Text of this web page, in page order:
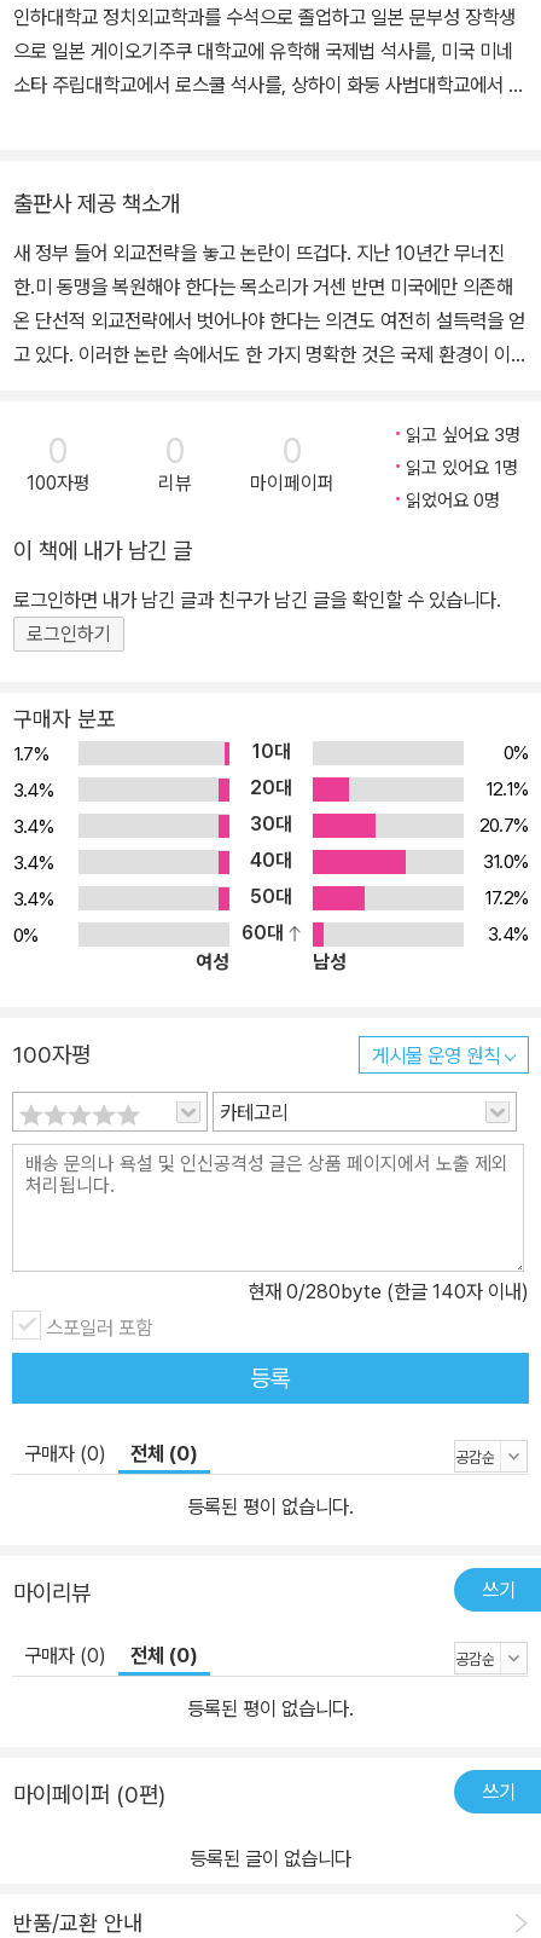
인하대학교 정치외교학과를 수석으로 졸업하고 일본 문부성 장학생
으로 일본 게이오기주쿠 대학교에 유학해 국제법 석사를, 미국 미네
소타 주립대학교에서 로스쿨 석사를, 상하이 화둥 사범대학교에서 동
사는문제연구소 소장으로 있다. 동북아 문제 당사자국을 고루 다니며
유학한 경험과 한일아시아기금 조성, KOTRA 중국진출 멘토 등 한중
일의 정치·경제 장벽을 허무는 활발한 활동을 한 덕분에 눈에 보이는
한중일 정책 노선 이면에 숨은 정치·역사적 선택의 동기와 경제 욕망
을 탁월하게 읽어낸다는 평가를 받는다. 2017년 사드 배치로 인한 한
당시, 연일 국내에 보도되던 ‘문재인 홀대론’을 정면 반박하는 언론 인
터뷰로도 크게 화제가 된 바 있다. 그는 이 책을 통해 거대한 두 마리
고래 사이에 낀 작디작은 새우로서의 비좁은 자기인식에 갇힌 대한민
사대주의와 냉전의 기억에서 벗어나 G2 중국과 G3 일본을 우리의
발판으로 삼고, 우리 이익에 충실한 대응을 할 것을 주장한다. 동시에
고립된 분단국이 아닌 유라시아의 출발선이자 한중일의 경제·정치·문
에 대한 발빠른 분석과 통찰을 접할 수 있다.
출판사 제공 책소개
새 정부 들어 외교전략을 놓고 논란이 뜨겁다. 지난 10년간 무너진
한.미 동맹을 복원해야 한다는 목소리가 거센 반면 미국에만 의존해
온 단선적 외교전략에서 벗어나야 한다는 의견도 여전히 설득력을 얻
고 있다. 이러한 논란 속에서도 한 가지 명확한 것은 국제 환경이 이데
를 전제로 하는‘동맹’의 시대에서‘동반자(파트너십)’의 시대로 전환된
것이다. 특히 중국이 새로운 강자로 부상한 동아시아의 국제 현실은
시대에 걸맞은 새로운 외교전략을 요구하고 있다. 그렇다고 해서 이
이 책은 중국과 일본이 양자간에, 그리고 미국, 러시아, 한반도 각각에
대해 어떠한 외교전략을 취하고 있는지를 꼼꼼히 살펴봄으로써 향후
한국 외교가 지녀야 할 균형감각을 익히게 해준다. 네 마리 코끼리에
둘러싸인 한반도 폴 케네디 예일대 교수의 말처럼 한반도는“미국.중
처지다. 그는 코끼리 네 마리가 동시에 날뛴다고 가정할 때 개미가 무
엇을 할 수 있겠느냐며 우리가 외교에 총력을 기울여야 하는 이유가
바로 여기에 있다고 충고한다. 한 국가의 미래와 관련해 외교의 중요
성이 강조되어온 것은 비단 어제오늘의 일이 아니다.‘내치(內治)가
다가올 100일간의 생존을 결정한다면 외교는 다가올 100년간의 생
존과 직결된다’는 말은 이를 잘 대변해준다. 그렇다면 21세기 새로운
전환의 시대를 살고 있는 우리는 어떠한 외교의 길을 걷고 있는가?
과연 지금 걷고 있는 이 길이 한반도의 안전을 보장하고 우리를 번영
북아 균형자론’이 미국과의 긴장을 불러왔던 것처럼 새 정부가 들어
서자마자 내걸었던‘한.미동맹의 복원 및 강화’는 중국과의 관계에서
미묘한 기류를 조성하였다. 실제로 한국이 미.일과의 관계에 집중함
으로써 중국 외교의 변방으로 전락할 것이라는 우려마저 나타나고 있
다. 그렇다고 미. 일과의 관계에서 문제가 없었던 것도 아니다. 쇠고기
이는 곧 미국 및 일본과의 관계에서도 무수한 생채기를 만들며 여전
히 앙금으로 가라앉아 있다. 이 책은 이러한 현실에서 중국과 일본의
외교전략을 살펴봄으로써 한국 외교가 균형 잡힌 시각을 가지고 달라
진 동북아 정세를 바르게 인식할 것을 주문하고 있다. 특히 이 책에서
저자는 중국과 일본의 외교 전문가들이 저술한 최근의 저작들을 통해
두 나라가 한반도와 한반도를 둘러싼 강국들을 어떻게 바라보고 있는
지를 분석함으로써 될 수 있는 한 그들의 직접적인 목소리를 들려주
0년대부터 실용외교 노선을 걸어온 중국은 미국, 일본 및 러시아와
우호관계를 유지하면서 건국 이후 가장 안정된 외교 환경에서 경제발
전에 주력하고 있다. 특히 중국은 1989년 천안문 사태 이후‘동맹을
맺지 않고(不結盟), 패권을 추구하지 않으며(不稱覇), 내정에 간섭
하지 않고(內政不干涉), 전면에 나서서 강대국 행세를 하지 않는다
상정하는 전통적인 동맹 관계보다 상호 호혜적인 관계를 모색하는 동
반자 관계를 강조하면서 모든 국가들과의 관계 개선에 나섰다. 그 결
과 1990년대 중국은 과거 적대적 갈등 관계에 있었던 인도, 베트남,
가와 우호적인 동반자 관계를 형성하는 데 성공했다. 이처럼‘적을 적
0
100자평
0
리뷰
0
마이페이퍼
읽고 싶어요 3명
읽고 있어요 1명
읽었어요 0명
이 책에 내가 남긴 글
로그인하면 내가 남긴 글과 친구가 남긴 글을 확인할 수 있습니다.
로그인하기
구매자 분포
1.7% 10대
0%
3.4%
20대
12.1%
3.4%
30대
20.7%
3.4%
40대
31.0%
3.4%
50대
17.2%
0%
60대
3.4%
여성
남성
100자평 게시물 운영 원칙
카테고리
현재 0/280byte (한글 140자 이내)
스포일러 포함
등록
구매자 (0) 전체 (0)
등록된 평이 없습니다.
마이리뷰 쓰기
구매자 (0) 전체 (0)
등록된 평이 없습니다.
마이페이퍼 (0편) 쓰기
등록된 글이 없습니다
반품/교환 안내